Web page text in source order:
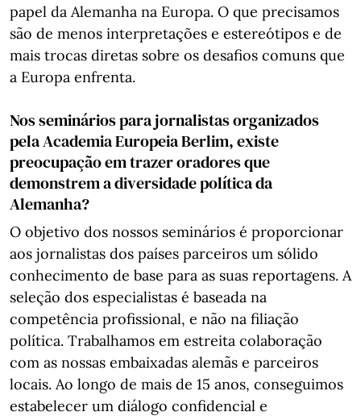
papel da Alemanha na Europa. O que precisamos
são de menos interpretações e estereótipos e de
mais trocas diretas sobre os desafios comuns que
a Europa enfrenta.
Nos seminários para jornalistas organizados
pela Academia Europeia Berlim, existe
preocupação em trazer oradores que
demonstrem a diversidade política da
Alemanha?
O objetivo dos nossos seminários é proporcionar
aos jornalistas dos países parceiros um sólido
conhecimento de base para as suas reportagens. A
seleção dos especialistas é baseada na
competência profissional, e não na filiação
política. Trabalhamos em estreita colaboração
com as nossas embaixadas alemãs e parceiros
locais. Ao longo de mais de 15 anos, conseguimos
estabelecer um diálogo confidencial e